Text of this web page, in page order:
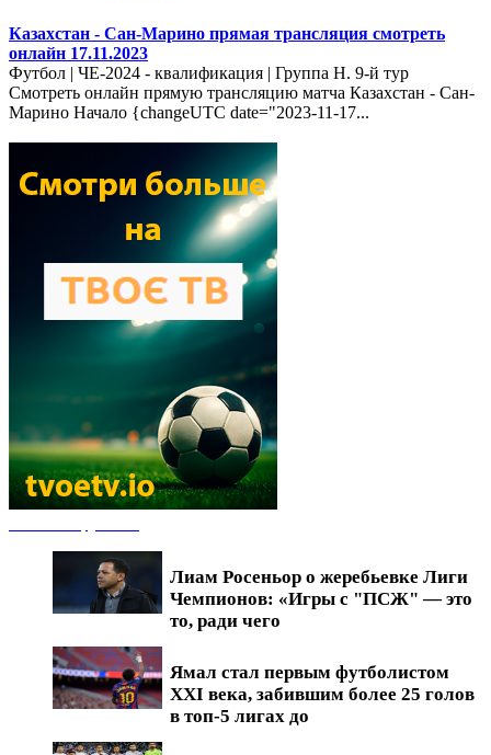
Казахстан - Сан-Марино прямая трансляция смотреть
онлайн 17.11.2023
Футбол | ЧЕ-2024 - квалификация | Группа H. 9-й тур
Смотреть онлайн прямую трансляцию матча Казахстан - Сан-
Марино Начало {changeUTC date="2023-11-17...
Лиам Росеньор о жеребьевке Лиги
Чемпионов: «Игры с "ПСЖ" — это
то, ради чего
Ямал стал первым футболистом
XXI века, забившим более 25 голов
в топ-5 лигах до